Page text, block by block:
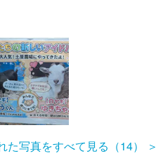
た写真をすべて見る（14）